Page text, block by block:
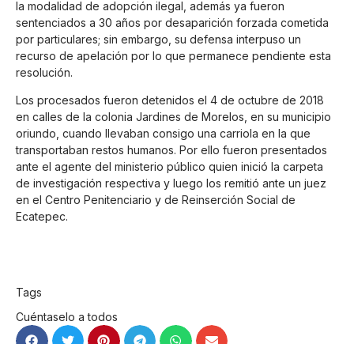
la modalidad de adopción ilegal, además ya fueron
sentenciados a 30 años por desaparición forzada cometida
por particulares; sin embargo, su defensa interpuso un
recurso de apelación por lo que permanece pendiente esta
resolución.
Los procesados fueron detenidos el 4 de octubre de 2018
en calles de la colonia Jardines de Morelos, en su municipio
oriundo, cuando llevaban consigo una carriola en la que
transportaban restos humanos. Por ello fueron presentados
ante el agente del ministerio público quien inició la carpeta
de investigación respectiva y luego los remitió ante un juez
en el Centro Penitenciario y de Reinserción Social de
Ecatepec.
Tags
Cuéntaselo a todos